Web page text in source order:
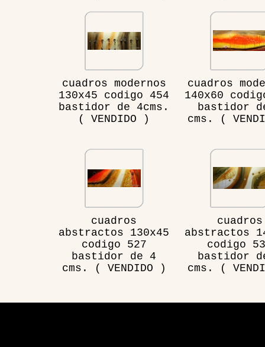
cuadros modernos
130x45 codigo 454
bastidor de 4cms.
( VENDIDO )
cuadros
140x60
bastidor
cms. (
cuadros
abstractos 130x45
codigo 527
bastidor de 4
cms. ( VENDIDO )
cuadros
abstractos
codigo
bastidor
cms. (